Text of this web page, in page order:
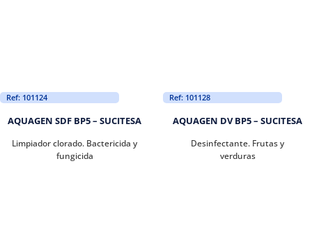
Ref: 101124
AQUAGEN SDF BP5 – SUCITESA
Limpiador clorado. Bactericida y
fungicida
Ref: 101128
AQUAGEN DV BP5 – SUCITESA
Desinfectante. Frutas y
verduras